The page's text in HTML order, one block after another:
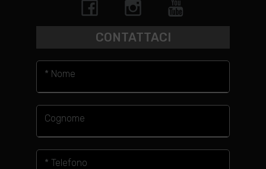
CONTATTACI
* Nome
Cognome
* Telefono